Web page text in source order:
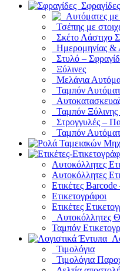
Σφραγίδες
Τσέπης με
Σκέτο Λάστιχο
Ημερομηνίας &
Στυλό –
Ξύλινες
Μελάνια
Ταμπόν
Ταμπόν Ξύλινης
Στρογγυλές –
Ταμπόν
Αυτοκόλλητες
Αυτοκόλλητες
Ετικέτες
Ετικετογράφοι
Ετικέτες
Αυτοκόλλητες
Ταμπόν
Τιμολόγια
Τιμολόγια